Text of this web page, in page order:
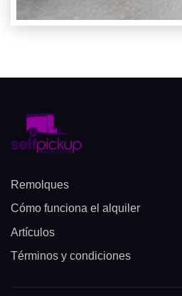
Remolques
Cómo funciona el alquiler
Artículos
Términos y condiciones